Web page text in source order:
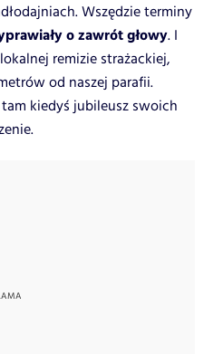
Wszędzie terminy
o zawrót głowy. I
remizie strażackiej,
od naszej parafii.
kiedyś jubileusz swoich